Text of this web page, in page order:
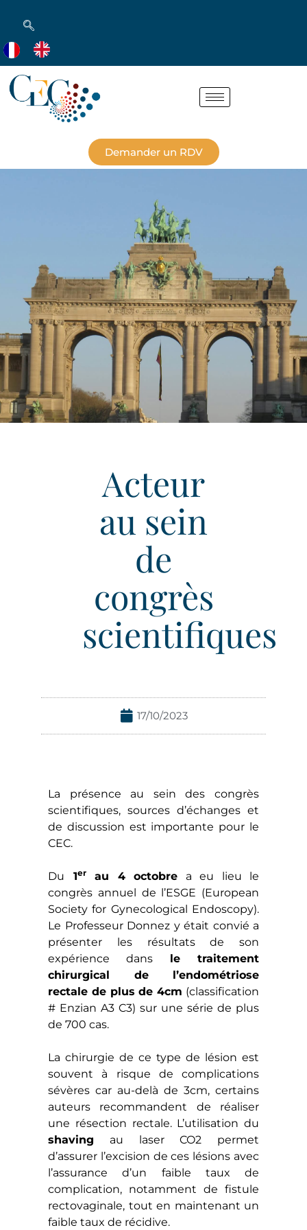
Demander un RDV
Acteur
au sein
de
congrès
scientifiques
17/10/2023
La présence au sein des congrès
scientifiques, sources d’échanges et
de discussion est importante pour le
CEC.
Du 1erau 4 octobre a eu lieu le
congrès annuel de l’ESGE (European
Society for Gynecological Endoscopy).
Le Professeur Donnez y était convié a
présenter les résultats de son
expérience dans le traitement
chirurgical de l’endométriose
rectale de plus de 4cm (classification
# Enzian A3 C3) sur une série de plus
de 700 cas.
La chirurgie de ce type de lésion est
souvent à risque de complications
sévères car au-delà de 3cm, certains
auteurs recommandent de réaliser
une résection rectale. L’utilisation du
shaving au laser CO2 permet
d’assurer l’excision de ces lésions avec
l’assurance d’un faible taux de
complication, notamment de fistule
rectovaginale, tout en maintenant un
faible taux de récidive.